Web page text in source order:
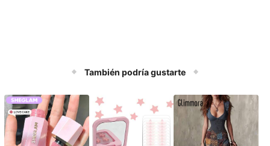
También podría gustarte